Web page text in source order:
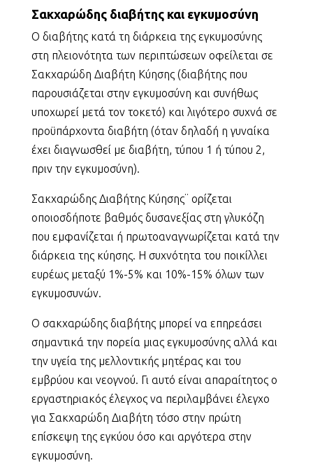
Σακχαρώδης διαβήτης και εγκυμοσύνη
Ο διαβήτης κατά τη διάρκεια της εγκυμοσύνης
στη πλειονότητα των περιπτώσεων οφείλεται σε
Σακχαρώδη Διαβήτη Κύησης (διαβήτης που
παρουσιάζεται στην εγκυμοσύνη και συνήθως
υποχωρεί μετά τον τοκετό) και λιγότερο συχνά σε
προϋπάρχοντα διαβήτη (όταν δηλαδή η γυναίκα
έχει διαγνωσθεί με διαβήτη, τύπου 1 ή τύπου 2,
πριν την εγκυμοσύνη).
Σακχαρώδης Διαβήτης Κύησης¨ ορίζεται
οποιοσδήποτε βαθμός δυσανεξίας στη γλυκόζη
που εμφανίζεται ή πρωτοαναγνωρίζεται κατά την
διάρκεια της κύησης. Η συχνότητα του ποικίλλει
ευρέως μεταξύ 1%-5% και 10%-15% όλων των
εγκυμοσυνών.
Ο σακχαρώδης διαβήτης μπορεί να επηρεάσει
σημαντικά την πορεία μιας εγκυμοσύνης αλλά και
την υγεία της μελλοντικής μητέρας και του
εμβρύου και νεογνού. Γι αυτό είναι απαραίτητος ο
εργαστηριακός έλεγχος να περιλαμβάνει έλεγχο
για Σακχαρώδη Διαβήτη τόσο στην πρώτη
επίσκεψη της εγκύου όσο και αργότερα στην
εγκυμοσύνη.